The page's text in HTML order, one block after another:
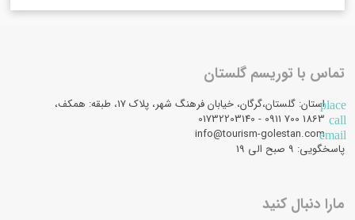
تماس با توریسم گلستان
placeاستان: گلستان،گرگان، خیابان فرهنگ شهر، پلاک 17، طبقه: همکف،
call
email
info@tourism-golestan.com
پاسخگویی: ۹ صبح الی 19
مارا دنبال کنید